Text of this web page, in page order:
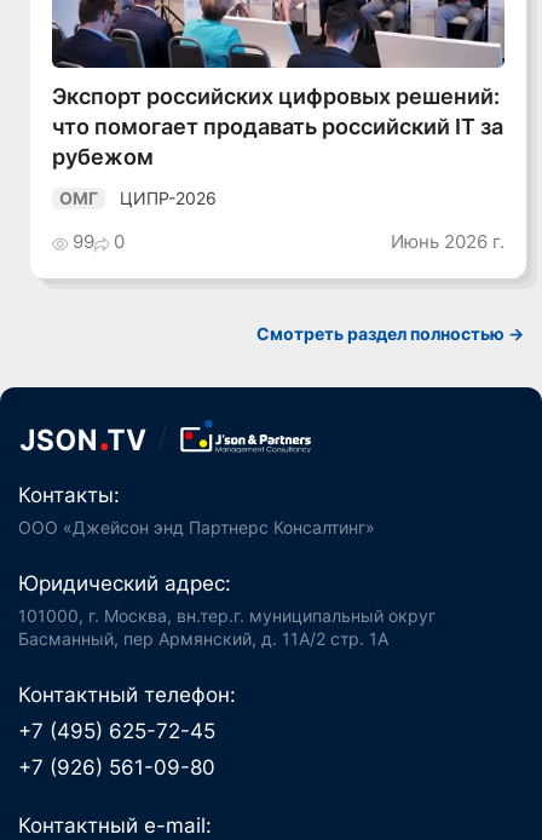
Экспорт российских цифровых решений:
что помогает продавать российский IT за
рубежом
ОМГ ЦИПР-2026
99 0 Июнь 2026 г.
Смотреть раздел полностью ->
Контакты:
ООО «Джейсон энд Партнерс Консалтинг»
Юридический адрес:
101000, г. Москва, вн.тер.г. муниципальный округ
Басманный, пер Армянский, д. 11А/2 стр. 1А
Контактный телефон:
+7 (495) 625-72-45
+7 (926) 561-09-80
Контактный e-mail: